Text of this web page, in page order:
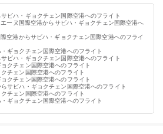
ビハ・ギョクチェン国際空港へのフライト
ーヌ国際空港からサビハ・ギョクチェン国際空港へ
空港からサビハ・ギョクチェン国際空港へのフライ
ギョクチェン国際空港へのフライト
ビハ・ギョクチェン国際空港へのフライト
クチェン国際空港へのフライト
チェン国際空港へのフライト
クチェン国際空港へのフライト
サビハ・ギョクチェン国際空港へのフライト
チェン国際空港へのフライト
ギョクチェン国際空港へのフライト